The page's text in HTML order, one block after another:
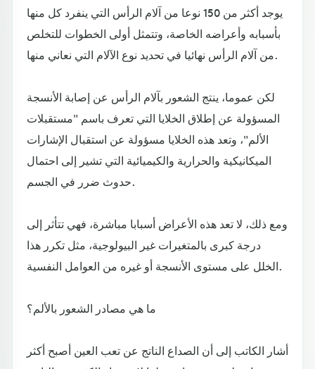
يوجد أكثر من 150 نوعا من آلام الرأس التي ينفرد كل منها
بأسبابه وأعراضه الخاصة، وتتمثل أولى الخطوات للتخلص
من آلام الرأس نهائيا في تحديد نوع الآلام التي نعاني منها.
لكن عموما، ينتج الشعور بآلام الرأس عن إصابة الأنسجة
المسؤولة عن إطلاق الخلايا التي تعرف باسم "مستقبلات
الألم"، وتعد هذه الخلايا مسؤولة عن استقبال الإشارات
الميكانيكية والحرارية والكيميائية التي تشير إلى احتمال
حدوث ضرر في الجسم.
ومع ذلك، لا تعد هذه الأعراض أسبابا مباشرة، فهي تتأثر إلى
درجة كبرى بالمتغيرات غير البيولوجية، مثل تكرر هذا
الخلل على مستوى الأنسجة أو غيره من العوامل النفسية.
ما هي مصادر الشعور بالألم؟
أشار الكاتب إلى أن الصداع الناتج عن تعب العين أصبح أكثر